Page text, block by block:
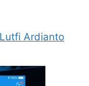
Ardianto